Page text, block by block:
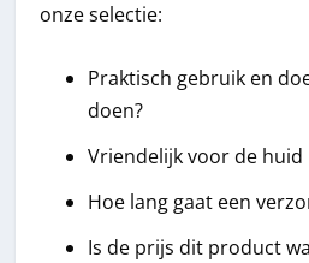
onze selectie:
Praktisch gebruik en
doen?
Vriendelijk voor de huid
Hoe lang gaat een
Is de prijs dit product